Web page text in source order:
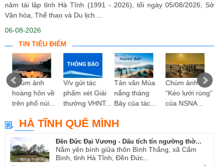
năm tái lập tỉnh Hà Tĩnh (1991 - 2026), tối ngày 05/08/2026, Sở
Văn hóa, Thể thao và Du lịch....
06-08-2026
TIN TIÊU ĐIỂM
Chùm ảnh
hoàng hôn về
trên phố núi...
V/v gửi tác
phẩm xét Giải
thưởng VHNT...
Tản văn Mùa
nắng tháng
Bảy của tác...
Chùm ảnh
“Kéo lưới rùng”
của NSNA...
HÀ TĨNH QUÊ MÌNH
Đền Đức Đại Vương - Dấu tích tín ngưỡng thờ...
Nằm yên bình giữa thôn Bình Thắng, xã Cẩm
Bình, tỉnh Hà Tĩnh, Đền Đức...